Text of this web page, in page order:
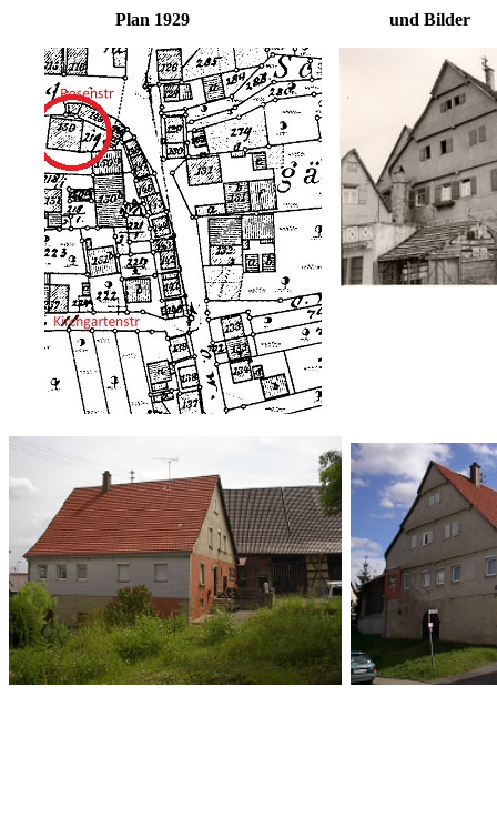
Plan 1929 und Bilder